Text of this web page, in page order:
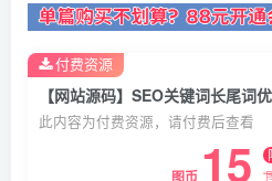
【网站源码】SEO关键词长尾词
此内容为付费资源，请付费后查看
图币 15
付费资源